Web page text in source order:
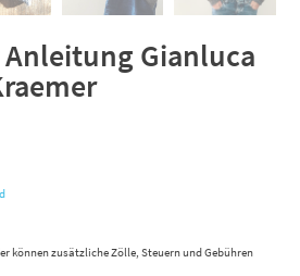
Gianluca
können zusätzliche Zölle, Steuern und Gebühren